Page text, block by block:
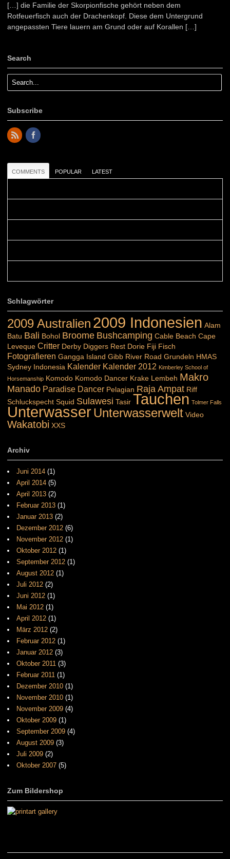
[…] die Familie der Skorpionfische gehört neben dem
Rotfeuerfisch auch der Drachenkopf. Diese dem Untergrund
angepassten Tiere lauern am Grund oder auf Korallen […]
Search
Subscribe
COMMENTS POPULAR LATEST
Schlagwörter
2009 Australien 2009 Indonesien Alam
Batu Bali Bohol Broome Bushcamping Cable Beach Cape
Leveque Critter Derby Diggers Rest Dorie Fiji Fisch
Fotografieren Gangga Island Gibb River Road Grundeln HMAS
Sydney Indonesia Kalender Kalender 2012 Kimberley School of
Horsemanship Komodo Komodo Dancer Krake Lembeh Makro
Manado Paradise Dancer Pelagian Raja Ampat Riff
Schluckspecht Squid Sulawesi Tasir Tauchen Tolmer Falls
UnterwasserUnterwasserwelt Video
Wakatobi XXS
Archiv
Juni 2014 (1)
April 2014 (5)
April 2013 (2)
Februar 2013 (1)
Januar 2013 (2)
Dezember 2012 (6)
November 2012 (1)
Oktober 2012 (1)
September 2012 (1)
August 2012 (1)
Juli 2012 (2)
Juni 2012 (1)
Mai 2012 (1)
April 2012 (1)
März 2012 (2)
Februar 2012 (1)
Januar 2012 (3)
Oktober 2011 (3)
Februar 2011 (1)
Dezember 2010 (1)
November 2010 (1)
November 2009 (4)
Oktober 2009 (1)
September 2009 (4)
August 2009 (3)
Juli 2009 (2)
Oktober 2007 (5)
Zum Bildershop